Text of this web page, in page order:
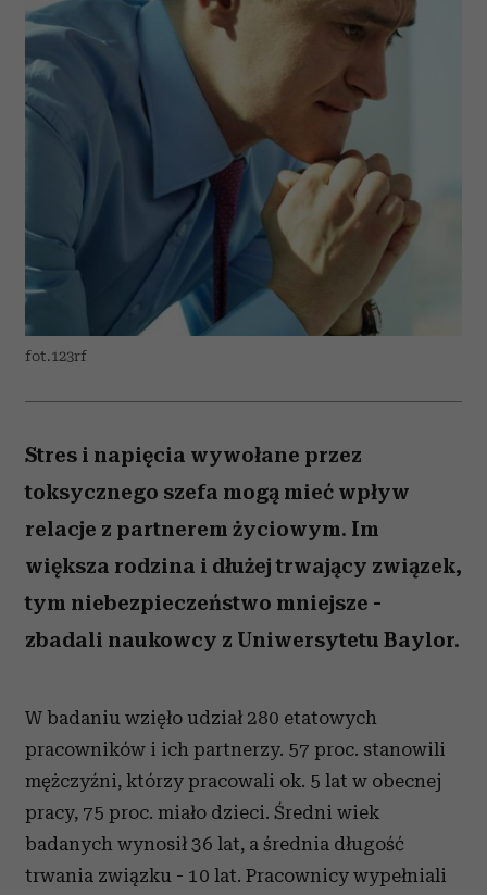
fot.123rf
Stres i napięcia wywołane przez
toksycznego szefa mogą mieć wpływ
relacje z partnerem życiowym. Im
większa rodzina i dłużej trwający związek,
tym niebezpieczeństwo mniejsze -
zbadali naukowcy z Uniwersytetu Baylor.
W badaniu wzięło udział 280 etatowych
pracowników i ich partnerzy. 57 proc. stanowili
mężczyźni, którzy pracowali ok. 5 lat w obecnej
pracy, 75 proc. miało dzieci. Średni wiek
badanych wynosił 36 lat, a średnia długość
trwania związku - 10 lat. Pracownicy wypełniali